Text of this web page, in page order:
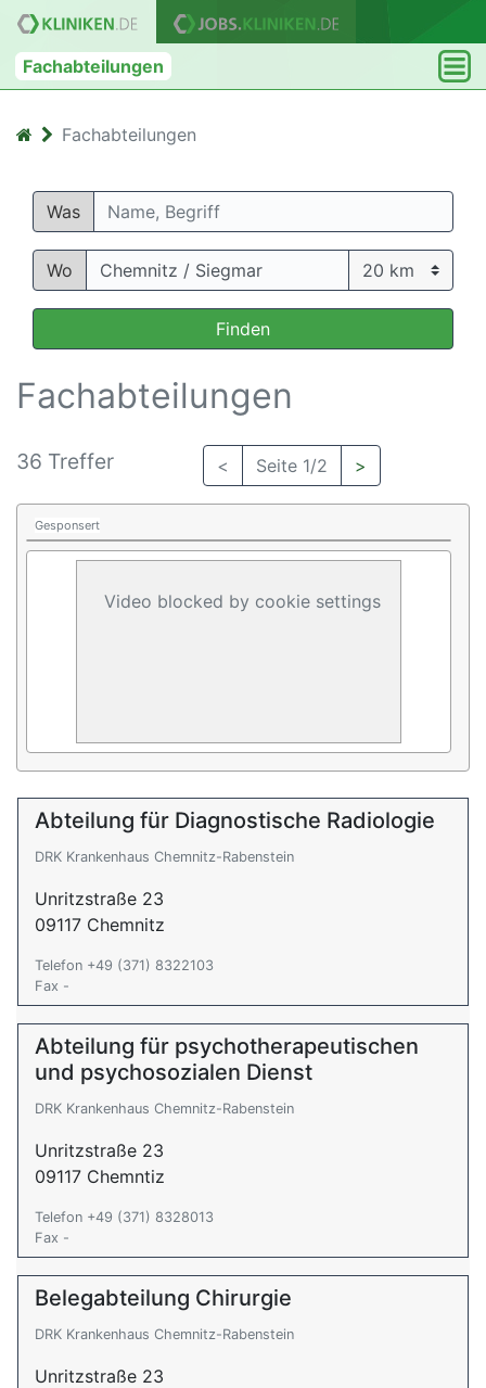
Fachabteilungen
Fachabteilungen
Was
Wo
Finden
Fachabteilungen
36 Treffer < Seite 1/2 >
Gesponsert
Video blocked by cookie settings
Abteilung für Diagnostische Radiologie
DRK Krankenhaus Chemnitz-Rabenstein
Unritzstraße 23
09117 Chemnitz
Telefon +49 (371) 8322103
Fax -
Abteilung für psychotherapeutischen
und psychosozialen Dienst
DRK Krankenhaus Chemnitz-Rabenstein
Unritzstraße 23
09117 Chemntiz
Telefon +49 (371) 8328013
Fax -
Belegabteilung Chirurgie
DRK Krankenhaus Chemnitz-Rabenstein
Unritzstraße 23